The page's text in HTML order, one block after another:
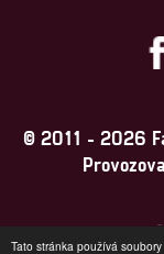
Tato stránka používá
© 2011 - 2026
Koncal studio s.r.o.,